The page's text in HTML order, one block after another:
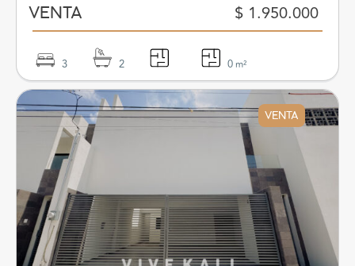
VENTA $ 1.950.000
3 2 0 m²
VENTA